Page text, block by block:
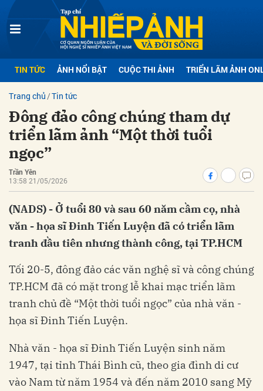
TIN TỨC ẢNH NỔI BẬT CUỘC THI ẢNH TRIỂN LÃM ẢNH
Trang chủ Tin tức
Đông đảo công chúng tham dự
triển lãm ảnh “Một thời tuổi
ngọc”
Trần Yên
13:58 21/05/2026
(NADS) - Ở tuổi 80 và sau 60 năm cầm cọ, nhà
văn - họa sĩ Đinh Tiến Luyện đã có triển lãm
tranh đầu tiên nhưng thành công, tại TP.HCM
Tối 20-5, đông đảo các văn nghệ sĩ và công chúng
TP.HCM đã có mặt trong lễ khai mạc triển lãm
tranh chủ đề “Một thời tuổi ngọc” của nhà văn -
họa sĩ Đinh Tiến Luyện.
Nhà văn - họa sĩ Đinh Tiến Luyện sinh năm
1947, tại tỉnh Thái Bình cũ, theo gia đình di cư
vào Nam từ năm 1954 và đến năm 2010 sang Mỹ
luận
Hủy